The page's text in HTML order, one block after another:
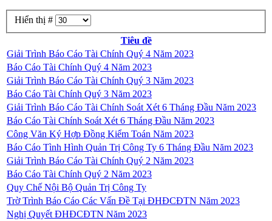
Hiển thị #
Tiêu đề
Giải Trình Báo Cáo Tài Chính Quý 4 Năm 2023
Báo Cáo Tài Chính Quý 4 Năm 2023
Giải Trình Báo Cáo Tài Chính Quý 3 Năm 2023
Báo Cáo Tài Chính Quý 3 Năm 2023
Giải Trình Báo Cáo Tài Chính Soát Xét 6 Tháng Đầu Năm 2023
Báo Cáo Tài Chính Soát Xét 6 Tháng Đầu Năm 2023
Công Văn Ký Hợp Đồng Kiểm Toán Năm 2023
Báo Cáo Tình Hình Quản Trị Công Ty 6 Tháng Đầu Năm 2023
Giải Trình Báo Cáo Tài Chính Quý 2 Năm 2023
Báo Cáo Tài Chính Quý 2 Năm 2023
Quy Chế Nội Bộ Quản Trị Công Ty
Trờ Trình Báo Cáo Các Vấn Đề Tại ĐHĐCĐTN Năm 2023
Nghị Quyết ĐHĐCĐTN Năm 2023